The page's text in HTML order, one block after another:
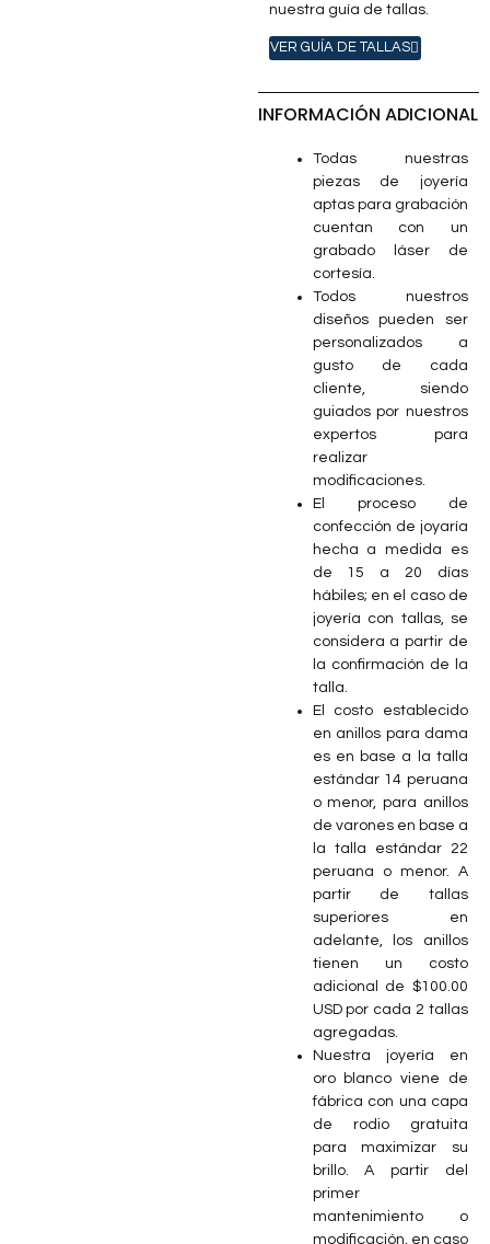
nuestra guía de tallas.
VER GUÍA DE TALLAS
INFORMACIÓN ADICIONAL
Todas nuestras
piezas de joyería
aptas para grabación
cuentan con un
grabado láser de
cortesía.
Todos nuestros
diseños pueden ser
personalizados a
gusto de cada
cliente, siendo
guiados por nuestros
expertos para
realizar
modificaciones.
El proceso de
confección de joyaría
hecha a medida es
de 15 a 20 días
hábiles; en el caso de
joyería con tallas, se
considera a partir de
la confirmación de la
talla.
⁠El costo establecido
en anillos para dama
es en base a la talla
estándar 14 peruana
o menor, para anillos
de varones en base a
la talla estándar 22
peruana o menor. A
partir de tallas
superiores en
adelante, los anillos
tienen un costo
adicional de $100.00
USD por cada 2 tallas
agregadas.
Nuestra joyería en
oro blanco viene de
fábrica con una capa
de rodio gratuita
para maximizar su
brillo. A partir del
primer
mantenimiento o
modificación, en caso